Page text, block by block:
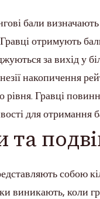
бали
отримують
за вихід у
накопичення
рівня. Гравці
для отримання
та
собою
виникають, коли